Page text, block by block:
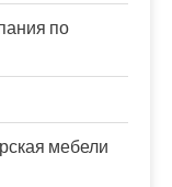
по
мебели